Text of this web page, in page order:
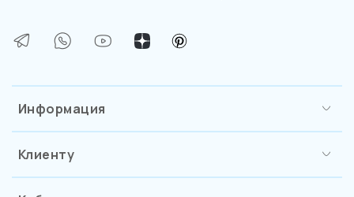
Информация
Клиенту